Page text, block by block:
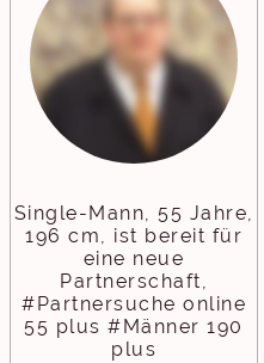
Single-Mann, 55 Jahre,
196 cm, ist bereit für
eine neue
Partnerschaft,
#Partnersuche online
55 plus #Männer 190
plus